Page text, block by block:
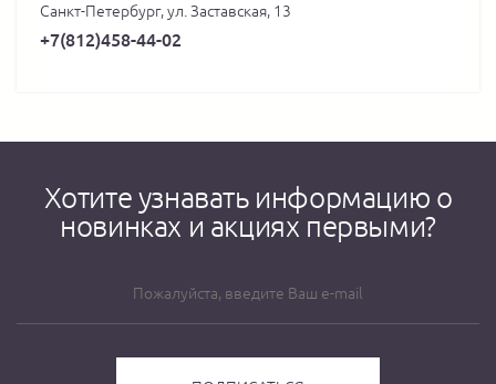
Санкт-Петербург, ул. Заставская, 13
+7(812)458-44-02
Хотите узнавать информацию о
новинках и акциях первыми?